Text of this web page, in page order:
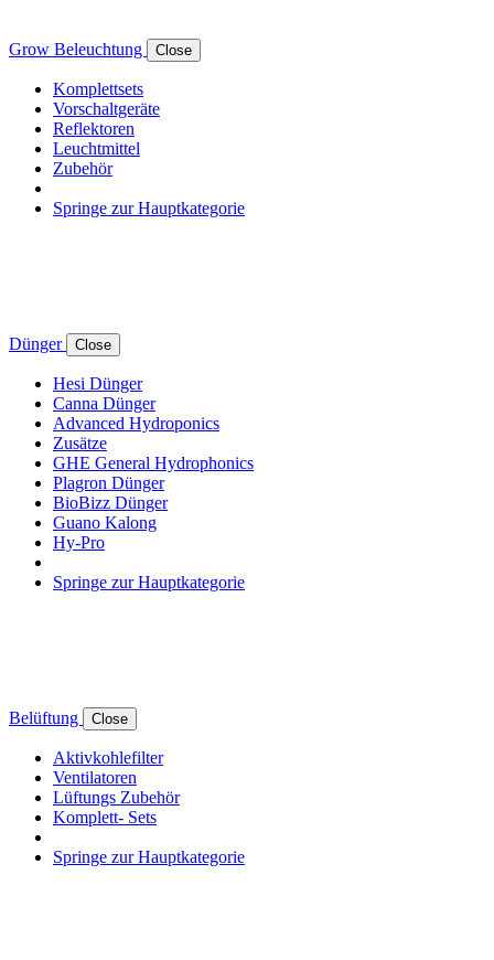
Grow Beleuchtung Close
Komplettsets
Vorschaltgeräte
Reflektoren
Leuchtmittel
Zubehör
Springe zur Hauptkategorie
Dünger Close
Hesi Dünger
Canna Dünger
Advanced Hydroponics
Zusätze
GHE General Hydrophonics
Plagron Dünger
BioBizz Dünger
Guano Kalong
Hy-Pro
Springe zur Hauptkategorie
Belüftung Close
Aktivkohlefilter
Ventilatoren
Lüftungs Zubehör
Komplett- Sets
Springe zur Hauptkategorie